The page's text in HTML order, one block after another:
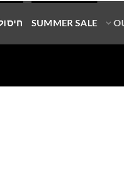
SUMMER SALE